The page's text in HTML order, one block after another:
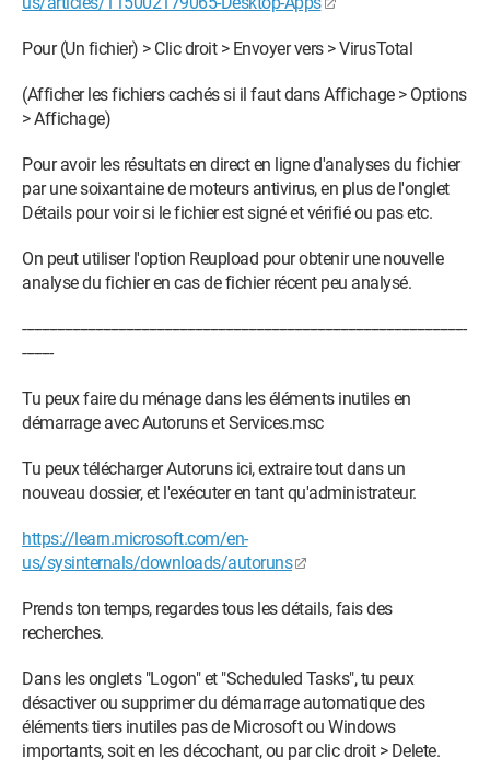
Pour (Un fichier) > Clic droit > Envoyer vers > VirusTotal
(Afficher les fichiers cachés si il faut dans Affichage > Options
> Affichage)
Pour avoir les résultats en direct en ligne d'analyses du fichier
par une soixantaine de moteurs antivirus, en plus de l'onglet
Détails pour voir si le fichier est signé et vérifié ou pas etc.
On peut utiliser l'option Reupload pour obtenir une nouvelle
analyse du fichier en cas de fichier récent peu analysé.
-----------------------------------------------------­------------------------­---------------------------------------
--------
Tu peux faire du ménage dans les éléments inutiles en
démarrage avec Autoruns et Services.msc
Tu peux télécharger Autoruns ici, extraire tout dans un
nouveau dossier, et l'exécuter en tant qu'administrateur.
https://learn.microsoft.com/en-
us/sysinternals/downloads/autoruns
Prends ton temps, regardes tous les détails, fais des
recherches.
Dans les onglets "Logon" et "Scheduled Tasks", tu peux
désactiver ou supprimer du démarrage automatique des
éléments tiers inutiles pas de Microsoft ou Windows
importants, soit en les décochant, ou par clic droit > Delete.